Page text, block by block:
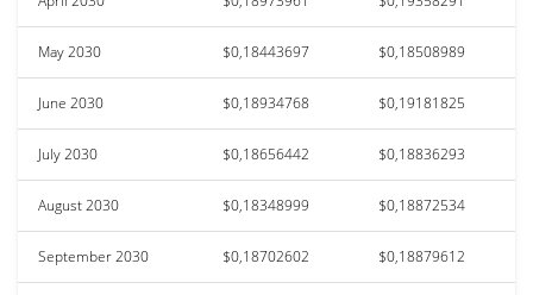
May 2030 $0,18443697 $0,18508989
June 2030 $0,18934768 $0,19181825
July 2030 $0,18656442 $0,18836293
August 2030 $0,18348999 $0,18872534
September 2030 $0,18702602 $0,18879612